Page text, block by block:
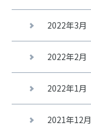
2022年3月
2022年2月
2022年1月
2021年12月